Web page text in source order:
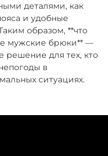
деталями, как
и удобные
образом, **что
мужские брюки** —
решение для тех, кто
в
ситуациях.